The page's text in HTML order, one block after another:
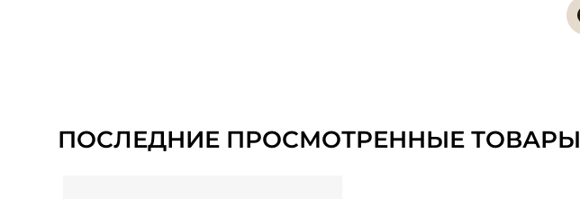
ПОСЛЕДНИЕ ПРОСМОТРЕННЫЕ ТОВАРЫ